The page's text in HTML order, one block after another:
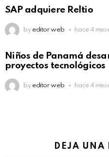
SAP adquiere Reltio
by editor web hace 4
Niños de Panamá
proyectos tecnológicos
by editor web hace 4
DEJA UNA